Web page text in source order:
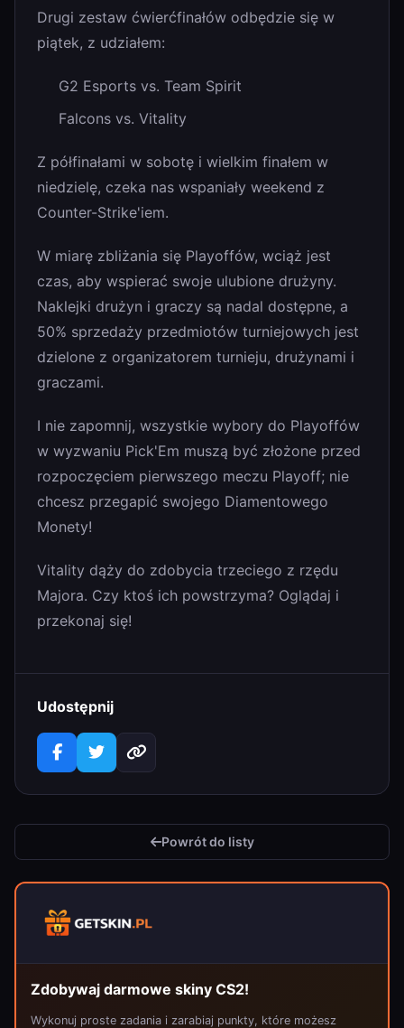
Drugi zestaw ćwierćfinałów odbędzie się w
piątek, z udziałem:
G2 Esports vs. Team Spirit
Falcons vs. Vitality
Z półfinałami w sobotę i wielkim finałem w
niedzielę, czeka nas wspaniały weekend z
Counter-Strike'iem.
W miarę zbliżania się Playoffów, wciąż jest
czas, aby wspierać swoje ulubione drużyny.
Naklejki drużyn i graczy są nadal dostępne, a
50% sprzedaży przedmiotów turniejowych jest
dzielone z organizatorem turnieju, drużynami i
graczami.
I nie zapomnij, wszystkie wybory do Playoffów
w wyzwaniu Pick'Em muszą być złożone przed
rozpoczęciem pierwszego meczu Playoff; nie
chcesz przegapić swojego Diamentowego
Monety!
Vitality dąży do zdobycia trzeciego z rzędu
Majora. Czy ktoś ich powstrzyma? Oglądaj i
przekonaj się!
Udostępnij
Powrót do listy
Zdobywaj darmowe skiny CS2!
Wykonuj proste zadania i zarabiaj punkty, które możesz